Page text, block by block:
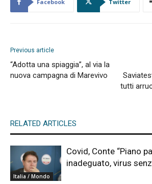
Facebook Twitter
Previous article
“Adotta una spiaggia”, al via la
nuova campagna di Marevivo
tutti
RELATED ARTICLES
Italia / Mondo
Covid, Conte “Piano
inadeguato, virus